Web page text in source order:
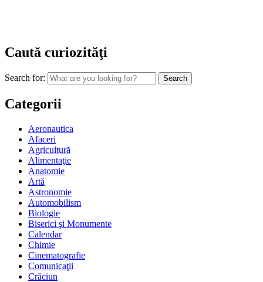
Caută curiozităţi
Search for:
Categorii
Aeronautica
Afaceri
Agricultură
Alimentaţie
Anatomie
Artă
Astronomie
Automobilism
Biologie
Biserici şi Monumente
Calendar
Chimie
Cinematografie
Comunicaţii
Crăciun